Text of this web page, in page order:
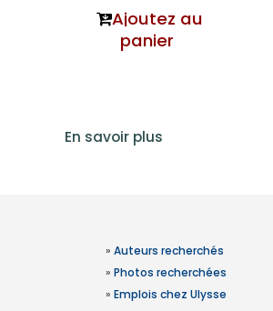
Ajoutez au
panier
En savoir plus
» Auteurs recherchés
» Photos recherchées
» Emplois chez Ulysse